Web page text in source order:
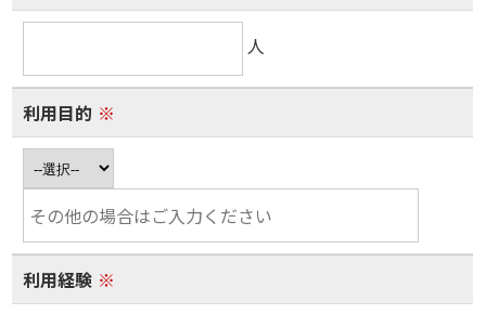
人
利用目的 ※
利用経験 ※